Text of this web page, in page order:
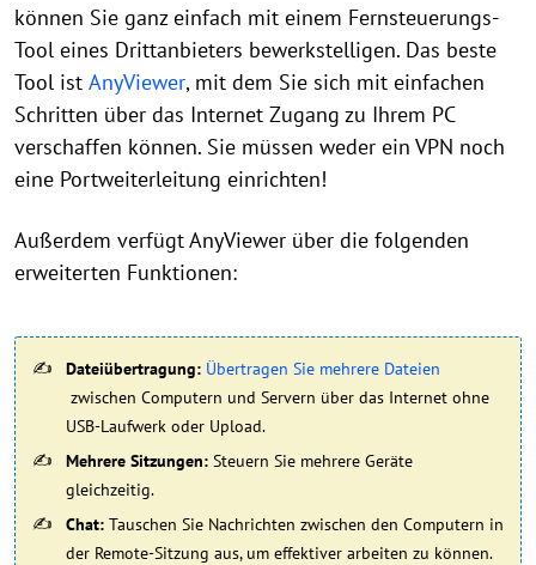
können Sie ganz einfach mit einem Fernsteuerungs-
Tool eines Drittanbieters bewerkstelligen. Das beste
Tool ist AnyViewer, mit dem Sie sich mit einfachen
Schritten über das Internet Zugang zu Ihrem PC
verschaffen können. Sie müssen weder ein VPN noch
eine Portweiterleitung einrichten!
Außerdem verfügt AnyViewer über die folgenden
erweiterten Funktionen:
Dateiübertragung: Übertragen Sie mehrere Dateien
zwischen Computern und Servern über das Internet ohne
USB-Laufwerk oder Upload.
Mehrere Sitzungen: Steuern Sie mehrere Geräte
gleichzeitig.
Chat: Tauschen Sie Nachrichten zwischen den Computern in
der Remote-Sitzung aus, um effektiver arbeiten zu können.